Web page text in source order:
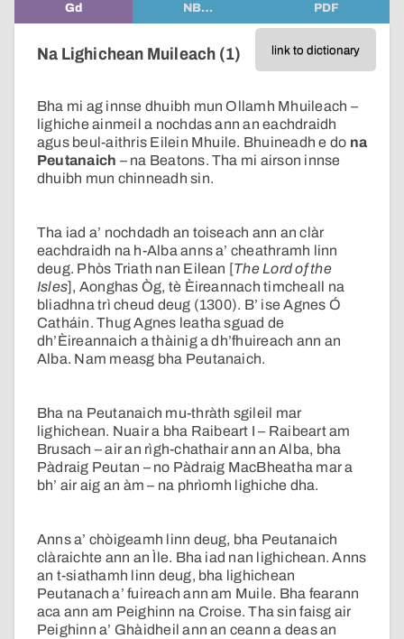
Gd NB… PDF
link to dictionary
Na Lighichean Muileach (1)
Bha mi ag innse dhuibh mun Ollamh Mhuileach –
lighiche ainmeil a nochdas ann an eachdraidh
agus beul-aithris Eilein Mhuile. Bhuineadh e do na
Peutanaich – na Beatons. Tha mi airson innse
dhuibh mun chinneadh sin.
Tha iad a’ nochdadh an toiseach ann an clàr
eachdraidh na h-Alba anns a’ cheathramh linn
deug. Phòs Triath nan Eilean [The Lord of the
Isles], Aonghas Òg, tè Èireannach timcheall na
bliadhna trì cheud deug (1300). B’ ise Agnes Ó
Catháin. Thug Agnes leatha sguad de
dh’Èireannaich a thàinig a dh’fhuireach ann an
Alba. Nam measg bha Peutanaich.
Bha na Peutanaich mu-thràth sgileil mar
lighichean. Nuair a bha Raibeart I – Raibeart am
Brusach – air an rìgh-chathair ann an Alba, bha
Pàdraig Peutan – no Pàdraig MacBheatha mar a
bh’ air aig an àm – na phrìomh lighiche dha.
Anns a’ chòigeamh linn deug, bha Peutanaich
clàraichte ann an Ìle. Bha iad nan lighichean. Anns
an t-siathamh linn deug, bha lighichean
Peutanach a’ fuireach ann am Muile. Bha fearann
aca ann am Peighinn na Croise. Tha sin faisg air
Peighinn a’ Ghàidheil ann an ceann a deas an